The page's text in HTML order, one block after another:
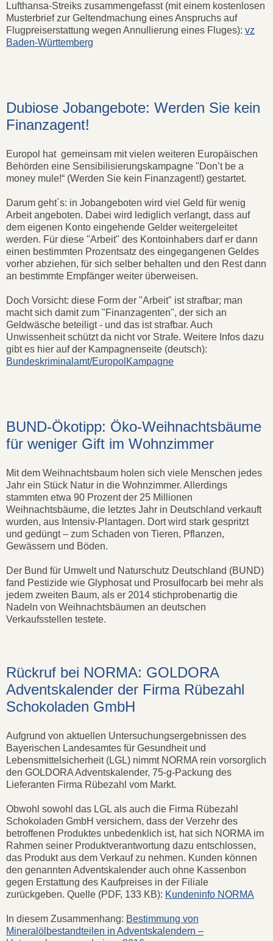
Lufthansa-Streiks zusammengefasst (mit einem kostenlosen
Musterbrief zur Geltendmachung eines Anspruchs auf
Flugpreiserstattung wegen Annullierung eines Fluges): vz
Baden-Württemberg
Dubiose Jobangebote: Werden Sie kein
Finanzagent!
Europol hat gemeinsam mit vielen weiteren Europäischen
Behörden eine Sensibilisierungskampagne "Don’t be a
money mule!“ (Werden Sie kein Finanzagent!) gestartet.
Darum geht´s: in Jobangeboten wird viel Geld für wenig
Arbeit angeboten. Dabei wird lediglich verlangt, dass auf
dem eigenen Konto eingehende Gelder weitergeleitet
werden. Für diese "Arbeit" des Kontoinhabers darf er dann
einen bestimmten Prozentsatz des eingegangenen Geldes
vorher abziehen, für sich selber behalten und den Rest dann
an bestimmte Empfänger weiter überweisen.
Doch Vorsicht: diese Form der "Arbeit" ist strafbar; man
macht sich damit zum "Finanzagenten", der sich an
Geldwäsche beteiligt - und das ist strafbar. Auch
Unwissenheit schützt da nicht vor Strafe. Weitere Infos dazu
gibt es hier auf der Kampagnenseite (deutsch):
Bundeskriminalamt/EuropolKampagne
BUND-Ökotipp: Öko-Weihnachtsbäume
für weniger Gift im Wohnzimmer
Mit dem Weihnachtsbaum holen sich viele Menschen jedes
Jahr ein Stück Natur in die Wohnzimmer. Allerdings
stammten etwa 90 Prozent der 25 Millionen
Weihnachtsbäume, die letztes Jahr in Deutschland verkauft
wurden, aus Intensiv-Plantagen. Dort wird stark gespritzt
und gedüngt – zum Schaden von Tieren, Pflanzen,
Gewässern und Böden.
Der Bund für Umwelt und Naturschutz Deutschland (BUND)
fand Pestizide wie Glyphosat und Prosulfocarb bei mehr als
jedem zweiten Baum, als er 2014 stichprobenartig die
Nadeln von Weihnachtsbäumen an deutschen
Verkaufsstellen testete.
Rückruf bei NORMA: GOLDORA
Adventskalender der Firma Rübezahl
Schokoladen GmbH
Aufgrund von aktuellen Untersuchungsergebnissen des
Bayerischen Landesamtes für Gesundheit und
Lebensmittelsicherheit (LGL) nimmt NORMA rein vorsorglich
den GOLDORA Adventskalender, 75-g-Packung des
Lieferanten Firma Rübezahl vom Markt.
Obwohl sowohl das LGL als auch die Firma Rübezahl
Schokoladen GmbH versichern, dass der Verzehr des
betroffenen Produktes unbedenklich ist, hat sich NORMA im
Rahmen seiner Produktverantwortung dazu entschlossen,
das Produkt aus dem Verkauf zu nehmen. Kunden können
den genannten Adventskalender auch ohne Kassenbon
gegen Erstattung des Kaufpreises in der Filiale
zurückgeben. Quelle (PDF, 133 KB): Kundeninfo NORMA
In diesem Zusammenhang: Bestimmung von
Mineralölbestandteilen in Adventskalendern –